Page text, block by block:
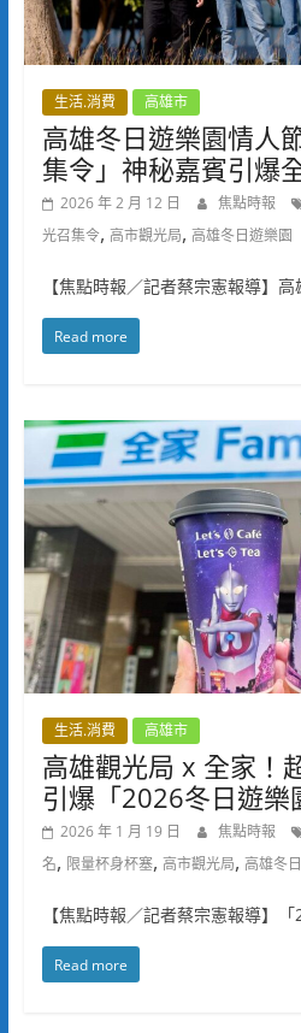
生活.消費 高雄市
高雄冬日遊樂園情人
集令」神秘嘉賓引爆
2026 年 2 月 12 日 焦點時報
光召集令, 高市觀光局, 高雄冬日遊樂園
【焦點時報／記者蔡宗憲報導】
Read more
生活.消費 高雄市
高雄觀光局 x 全家！
引爆「2026冬日遊樂
2026 年 1 月 19 日 焦點時報
名, 限量杯身杯塞, 高市觀光局, 高雄冬
【焦點時報／記者蔡宗憲報導】
Read more